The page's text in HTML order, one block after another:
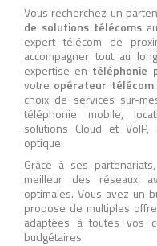
Vous recherchez un
de solutions télécoms
expert télécom de
accompagner tout au
expertise en téléphonie
votre opérateur télécom
choix de services sur-
téléphonie mobile,
solutions Cloud et
optique.
Grâce à ses
meilleur des réseaux
optimales. Vous avez un
propose de multiples
adaptées à toutes vos
budgétaires.